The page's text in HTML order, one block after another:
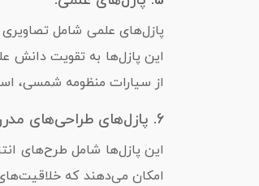
پازل‌های علمی شامل تصاویری
این پازل‌ها به تقویت دانش
از سیارات منظومه شمسی،
6. پازل‌های طراحی‌های مدرن:
این پازل‌ها شامل طرح‌های
امکان می‌دهند که